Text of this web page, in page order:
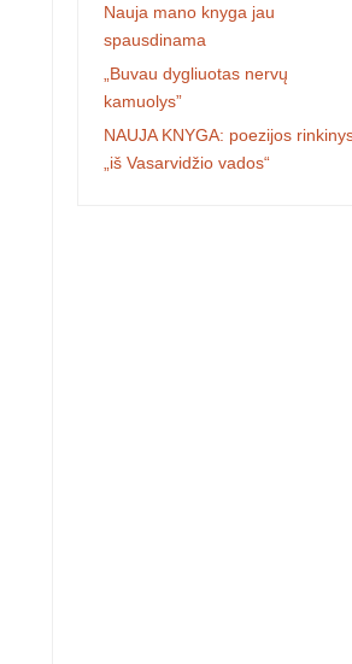
Nauja mano knyga jau
spausdinama
„Buvau dygliuotas nervų
kamuolys”
NAUJA KNYGA: poezijos
„iš Vasarvidžio vados“